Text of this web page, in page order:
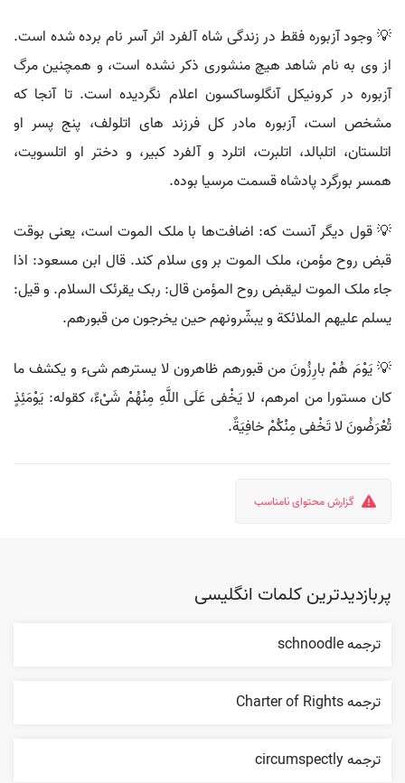
💡 وجود آزبوره فقط در زندگی شاه آلفرد اثر آسر نام برده شده است.
از وی به نام شاهد هیچ منشوری ذکر نشده است، و همچنین مرگ
آزبوره در کرونیکل آنگلوساکسون اعلام نگردیده است. تا آنجا که
مشخص است، آزبوره مادر کل فرزند های اتلولف، پنج پسر او
اتلستان، اتلبالد، اتلبرت، اتلرد و آلفرد کبیر، و دختر او اتلسویت،
همسر بورگرد پادشاه قسمت مرسیا بوده.
💡 قول دیگر آنست که: اضافت‌ها با ملک الموت است، یعنی بوقت
قبض روح مؤمن، ملک الموت بر وی سلام کند. قال ابن مسعود: اذا
جاء ملک الموت لیقبض روح المؤمن قال: ربک یقرئک السلام. و قیل:
یسلم علیهم الملائکة و یبشّرونهم حین یخرجون من قبورهم.
💡 یَوْمَ هُمْ بارِزُونَ من قبورهم ظاهرون لا یسترهم شی‌ء و یکشف ما
کان مستورا من امرهم، لا یَخْفی‌ عَلَی اللَّهِ مِنْهُمْ شَیْ‌ءٌ، کقوله: یَوْمَئِذٍ
تُعْرَضُونَ لا تَخْفی‌ مِنْکُمْ خافِیَةٌ.
گزارش محتوای نامناسب
پربازدیدترین کلمات انگلیسی
ترجمه schnoodle
ترجمه Charter of Rights
ترجمه circumspectly